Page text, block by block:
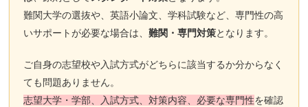
難関大学の選抜や、英語小論文、学科試験など、専門性の高
いサポートが必要な場合は、難関・専門対策となります。
ご自身の志望校や入試方式がどちらに該当するか分からなく
ても問題ありません。
志望大学・学部、入試方式、対策内容、必要な専門性を確認